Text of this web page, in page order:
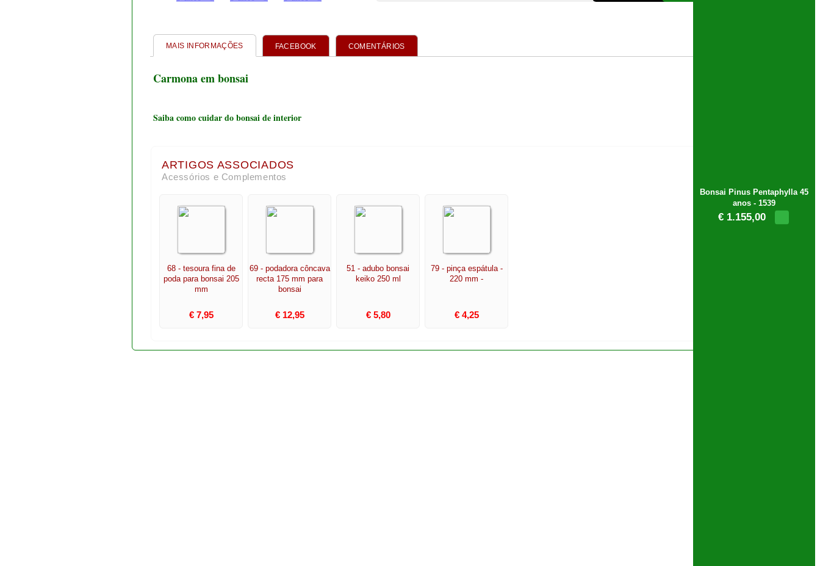
Bonsai Pinus Pentaphylla 45
anos - 1539
€ 1.155,00
MAIS INFORMAÇÕES FACEBOOK COMENTÁRIOS
Carmona em bonsai
Saiba como cuidar do bonsai de interior
ARTIGOS ASSOCIADOS
Acessórios e Complementos
68 - tesoura fina de
poda para bonsai 205
mm
€ 7,95
69 - podadora côncava
recta 175 mm para
bonsai
€ 12,95
51 - adubo bonsai
keiko 250 ml
€ 5,80
79 - pinça espátula -
220 mm -
€ 4,25